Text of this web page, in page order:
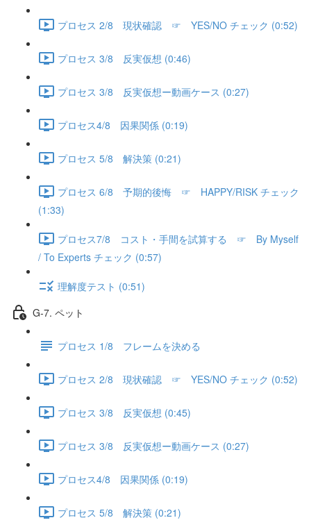
プロセス 2/8 現状確認 ☞ YES/NO チェック (0:52)
プロセス 3/8 反実仮想 (0:46)
プロセス 3/8 反実仮想ー動画ケース (0:27)
プロセス4/8 因果関係 (0:19)
プロセス 5/8 解決策 (0:21)
プロセス 6/8 予期的後悔 ☞ HAPPY/RISK チェック
(1:33)
プロセス7/8 コスト・手間を試算する ☞ By Myself
/ To Experts チェック (0:57)
理解度テスト (0:51)
G-7. ペット
プロセス 1/8 フレームを決める
プロセス 2/8 現状確認 ☞ YES/NO チェック (0:52)
プロセス 3/8 反実仮想 (0:45)
プロセス 3/8 反実仮想ー動画ケース (0:27)
プロセス4/8 因果関係 (0:19)
プロセス 5/8 解決策 (0:21)